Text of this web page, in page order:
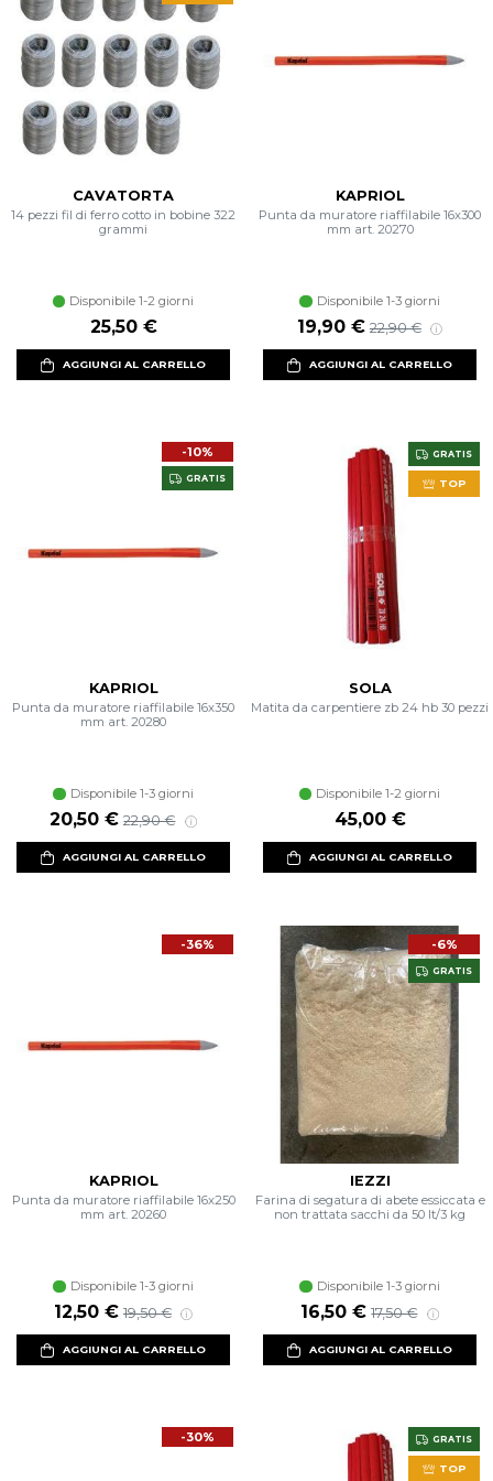
CAVATORTA
14 pezzi fil di ferro cotto in bobine 322
grammi
Disponibile 1-2 giorni
25,50 €
AGGIUNGI AL CARRELLO
KAPRIOL
Punta da muratore riaffilabile 16x300
mm art. 20270
Disponibile 1-3 giorni
Prezzo scontato
19,90 € Prezzo di listino
22,90 €
AGGIUNGI AL CARRELLO
-10%
GRATIS
KAPRIOL
Punta da muratore riaffilabile 16x350
mm art. 20280
Disponibile 1-3 giorni
Prezzo scontato
20,50 € Prezzo di listino
22,90 €
AGGIUNGI AL CARRELLO
GRATIS
TOP
SOLA
Matita da carpentiere zb 24 hb 30 pezzi
Disponibile 1-2 giorni
45,00 €
AGGIUNGI AL CARRELLO
-36%
KAPRIOL
Punta da muratore riaffilabile 16x250
mm art. 20260
Disponibile 1-3 giorni
Prezzo scontato
12,50 € Prezzo di listino
19,50 €
AGGIUNGI AL CARRELLO
-6%
GRATIS
IEZZI
Farina di segatura di abete essiccata e
non trattata sacchi da 50 lt/3 kg
Disponibile 1-3 giorni
Prezzo scontato
16,50 € Prezzo di listino
17,50 €
AGGIUNGI AL CARRELLO
-30% GRATIS
TOP